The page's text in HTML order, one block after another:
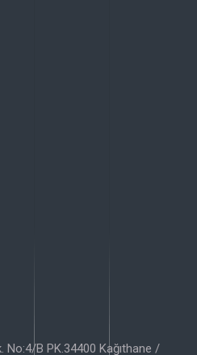
No:4/B PK.34400 Kağıthane /